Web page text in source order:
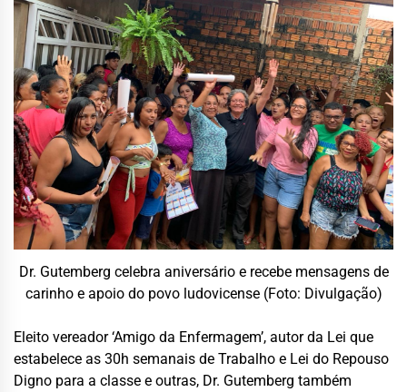
Dr. Gutemberg celebra aniversário e recebe mensagens de
carinho e apoio do povo ludovicense (Foto: Divulgação)
Eleito vereador ‘Amigo da Enfermagem’, autor da Lei que
estabelece as 30h semanais de Trabalho e Lei do Repouso
Digno para a classe e outras, Dr. Gutemberg também